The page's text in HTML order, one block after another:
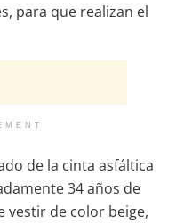
para que realizan el
de la cinta asfáltica
34 años de
vestir de color beige,